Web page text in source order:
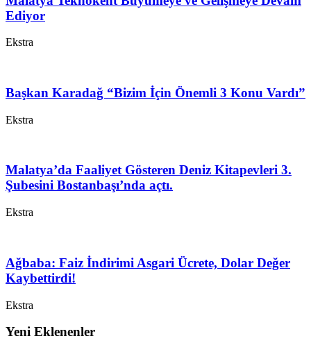
Ediyor
Ekstra
Başkan Karadağ “Bizim İçin Önemli 3 Konu Vardı”
Ekstra
Malatya’da Faaliyet Gösteren Deniz Kitapevleri 3.
Şubesini Bostanbaşı’nda açtı.
Ekstra
Ağbaba: Faiz İndirimi Asgari Ücrete, Dolar Değer
Kaybettirdi!
Ekstra
Yeni Eklenenler